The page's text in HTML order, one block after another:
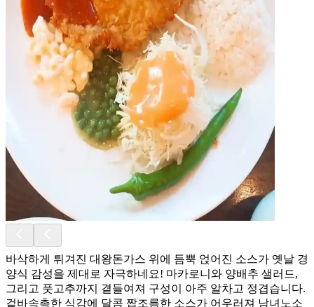
바삭하게 튀겨진 대왕돈가스 위에 듬뿍 얹어진 소스가 옛날 경
양식 감성을 제대로 자극하네요! 마카로니와 양배추 샐러드,
그리고 풋고추까지 곁들여져 구성이 아주 알차고 정겹습니다.
겉바속촉한 식감에 달콤 짭조름한 소스가 어우러져 남녀노소